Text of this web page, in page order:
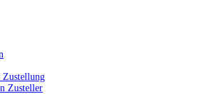
Zusteller